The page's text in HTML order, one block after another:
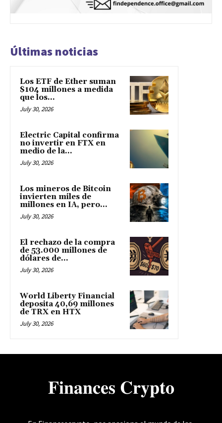
Últimas noticias
Los ETF de Ether suman
$104 millones a medida
que los...
July 30, 2026
Electric Capital confirma
no invertir en FTX en
medio de la...
July 30, 2026
Los mineros de Bitcoin
invierten miles de
millones en IA, pero...
July 30, 2026
El rechazo de la compra
de 53.000 millones de
dólares de...
July 30, 2026
World Liberty Financial
deposita 40,69 millones
de TRX en HTX
July 30, 2026
𝐅𝐢𝐧𝐚𝐧𝐜𝐞𝐬 𝐂𝐫𝐲𝐩𝐭𝐨